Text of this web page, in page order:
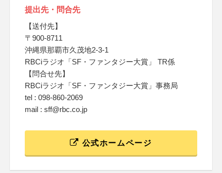
提出先・問合先
【送付先】
〒900-8711
沖縄県那覇市久茂地2-3-1
RBCiラジオ「SF・ファンタジー大賞」 TR係
【問合せ先】
RBCiラジオ「SF・ファンタジー大賞」事務局
tel : 098-860-2069
mail : sff@rbc.co.jp
公式ホームページ